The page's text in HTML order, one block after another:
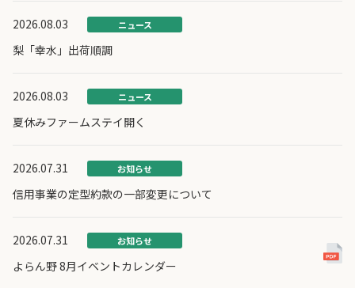
2026.08.03 ニュース
梨「幸水」出荷順調
2026.08.03 ニュース
夏休みファームステイ開く
2026.07.31 お知らせ
信用事業の定型約款の一部変更について
2026.07.31 お知らせ
よらん野 8月イベントカレンダー